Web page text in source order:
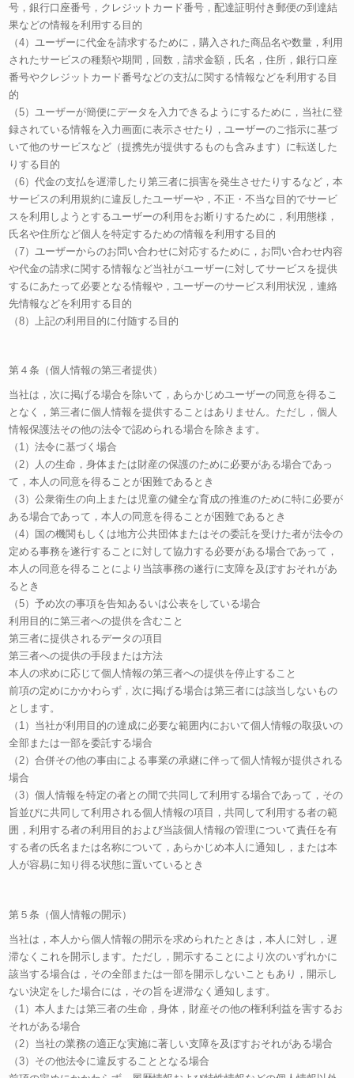
号，銀行口座番号，クレジットカード番号，配達証明付き郵便の到達結
果などの情報を利用する目的
（4）ユーザーに代金を請求するために，購入された商品名や数量，利用
されたサービスの種類や期間，回数，請求金額，氏名，住所，銀行口座
番号やクレジットカード番号などの支払に関する情報などを利用する目
的
（5）ユーザーが簡便にデータを入力できるようにするために，当社に登
録されている情報を入力画面に表示させたり，ユーザーのご指示に基づ
いて他のサービスなど（提携先が提供するものも含みます）に転送した
りする目的
（6）代金の支払を遅滞したり第三者に損害を発生させたりするなど，本
サービスの利用規約に違反したユーザーや，不正・不当な目的でサービ
スを利用しようとするユーザーの利用をお断りするために，利用態様，
氏名や住所など個人を特定するための情報を利用する目的
（7）ユーザーからのお問い合わせに対応するために，お問い合わせ内容
や代金の請求に関する情報など当社がユーザーに対してサービスを提供
するにあたって必要となる情報や，ユーザーのサービス利用状況，連絡
先情報などを利用する目的
（8）上記の利用目的に付随する目的
第４条（個人情報の第三者提供）
当社は，次に掲げる場合を除いて，あらかじめユーザーの同意を得るこ
となく，第三者に個人情報を提供することはありません。ただし，個人
情報保護法その他の法令で認められる場合を除きます。
（1）法令に基づく場合
（2）人の生命，身体または財産の保護のために必要がある場合であっ
て，本人の同意を得ることが困難であるとき
（3）公衆衛生の向上または児童の健全な育成の推進のために特に必要が
ある場合であって，本人の同意を得ることが困難であるとき
（4）国の機関もしくは地方公共団体またはその委託を受けた者が法令の
定める事務を遂行することに対して協力する必要がある場合であって，
本人の同意を得ることにより当該事務の遂行に支障を及ぼすおそれがあ
るとき
（5）予め次の事項を告知あるいは公表をしている場合
利用目的に第三者への提供を含むこと
第三者に提供されるデータの項目
第三者への提供の手段または方法
本人の求めに応じて個人情報の第三者への提供を停止すること
前項の定めにかかわらず，次に掲げる場合は第三者には該当しないもの
とします。
（1）当社が利用目的の達成に必要な範囲内において個人情報の取扱いの
全部または一部を委託する場合
（2）合併その他の事由による事業の承継に伴って個人情報が提供される
場合
（3）個人情報を特定の者との間で共同して利用する場合であって，その
旨並びに共同して利用される個人情報の項目，共同して利用する者の範
囲，利用する者の利用目的および当該個人情報の管理について責任を有
する者の氏名または名称について，あらかじめ本人に通知し，または本
人が容易に知り得る状態に置いているとき
第５条（個人情報の開示）
当社は，本人から個人情報の開示を求められたときは，本人に対し，遅
滞なくこれを開示します。ただし，開示することにより次のいずれかに
該当する場合は，その全部または一部を開示しないこともあり，開示し
ない決定をした場合には，その旨を遅滞なく通知します。
（1）本人または第三者の生命，身体，財産その他の権利利益を害するお
それがある場合
（2）当社の業務の適正な実施に著しい支障を及ぼすおそれがある場合
（3）その他法令に違反することとなる場合